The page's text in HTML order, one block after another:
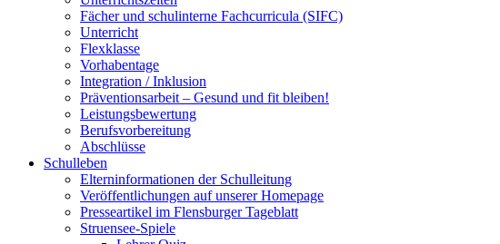
Fächer und schulinterne Fachcurricula (SIFC)
Unterricht
Flexklasse
Vorhabentage
Integration / Inklusion
Präventionsarbeit – Gesund und fit bleiben!
Leistungsbewertung
Berufsvorbereitung
Abschlüsse
Schulleben
Elterninformationen der Schulleitung
Veröffentlichungen auf unserer Homepage
Presseartikel im Flensburger Tageblatt
Struensee-Spiele